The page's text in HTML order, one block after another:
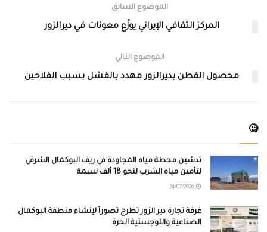
الموضوع السابق
المركز الثقافي الإيراني يوزّع معونات في ديرالزور
الموضوع التالي
محصول القطن بديرالزور مهدد بالفشل بسبب الفلاحين
🧐
تدشين محطة مياه المجاودة في ريف البوكمال الشرقي
لتأمين مياه الشرب لنحو 18 ألف نسمة
غرفة تجارة دير الزور تطرح تصوراً لإنشاء منطقة البوكمال
الصناعية واللوجستية الحرة